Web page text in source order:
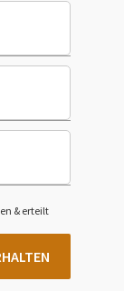
& erteilt